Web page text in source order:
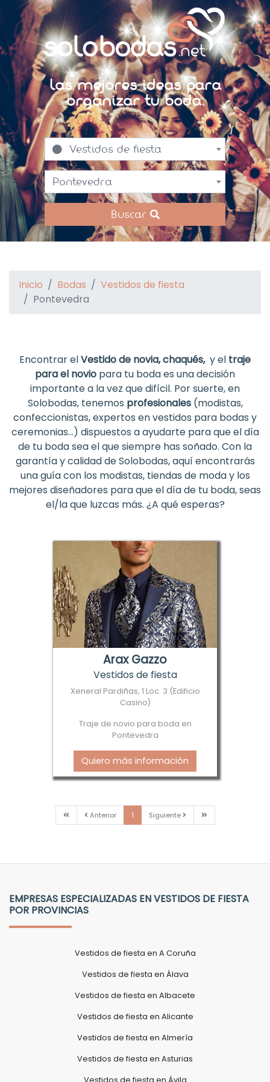
Las mejores ideas para
organizar tu boda.
Vestidos de fiesta
Pontevedra
Buscar
Inicio Bodas
Vestidos de fiesta
Pontevedra
Encontrar elVestido de novia, chaqués, y el traje
para el novio para tu boda es una decisión
importante a la vez que difícil. Por suerte, en
Solobodas, tenemos profesionales (modistas,
confeccionistas, expertos en vestidos para bodas y
ceremonias...) dispuestos a ayudarte para que el día
de tu boda sea el que siempre has soñado. Con la
garantía y calidad de Solobodas, aquí encontrarás
una guía con los modistas, tiendas de moda y los
mejores diseñadores para que el día de tu boda, seas
el/la que luzcas más. ¿A qué esperas?
Arax Gazzo
Vestidos de fiesta
Xeneral Pardiñas, 1 Loc. 3 (Edificio
Casino)
Traje de novio para boda en
Pontevedra
Quiero más información
PrimeraAnteriorAnterior
1 Siguiente SiguienteÚltima
EMPRESAS ESPECIALIZADAS EN VESTIDOS DE FIESTA
POR PROVINCIAS
Vestidos de fiesta en A Coruña
Vestidos de fiesta en Álava
Vestidos de fiesta en Albacete
Vestidos de fiesta en Alicante
Vestidos de fiesta en Almería
Vestidos de fiesta en Asturias